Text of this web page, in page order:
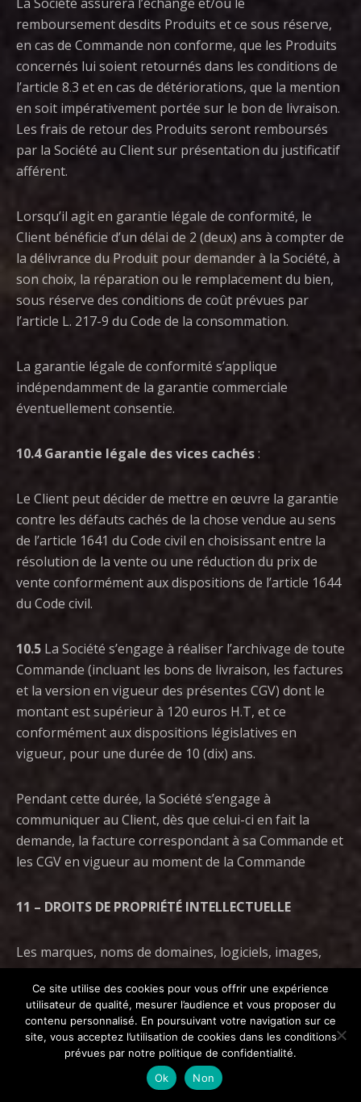
remboursement desdits Produits et ce sous réserve,
en cas de Commande non conforme, que les Produits
concernés lui soient retournés dans les conditions de
l’article 8.3 et en cas de détériorations, que la mention
en soit impérativement portée sur le bon de livraison.
Les frais de retour des Produits seront remboursés
par la Société au Client sur présentation du justificatif
afférent.
Lorsqu’il agit en garantie légale de conformité, le
Client bénéficie d’un délai de 2 (deux) ans à compter de
la délivrance du Produit pour demander à la Société, à
son choix, la réparation ou le remplacement du bien,
sous réserve des conditions de coût prévues par
l’article L. 217-9 du Code de la consommation.
La garantie légale de conformité s’applique
indépendamment de la garantie commerciale
éventuellement consentie.
10.4 Garantie légale des vices cachés:
Le Client peut décider de mettre en œuvre la garantie
contre les défauts cachés de la chose vendue au sens
de l’article 1641 du Code civil en choisissant entre la
résolution de la vente ou une réduction du prix de
vente conformément aux dispositions de l’article 1644
du Code civil.
10.5 La Société s’engage à réaliser l’archivage de toute
Commande (incluant les bons de livraison, les factures
et la version en vigueur des présentes CGV) dont le
montant est supérieur à 120 euros H.T, et ce
conformément aux dispositions législatives en
vigueur, pour une durée de 10 (dix) ans.
Pendant cette durée, la Société s’engage à
communiquer au Client, dès que celui-ci en fait la
demande, la facture correspondant à sa Commande et
les CGV en vigueur au moment de la Commande
11 – DROITS DE PROPRIÉTÉ INTELLECTUELLE
Les marques, noms de domaines, logiciels, images,
vidéos, textes ou plus généralement toute
information objet de droits de propriété intellectuelle
sont et restent la propriété exclusive de leur auteur.
Aucune cession de droits de propriété intellectuelle
n’est réalisée au travers des présentes CGV. Toute
reproduction totale ou partielle, modification ou
Ce site utilise des cookies pour vous offrir une expérience
utilisateur de qualité, mesurer l’audience et vous proposer du
contenu personnalisé. En poursuivant votre navigation sur ce
site, vous acceptez l’utilisation de cookies dans les conditions
prévues par notre politique de confidentialité.
Ok
Non